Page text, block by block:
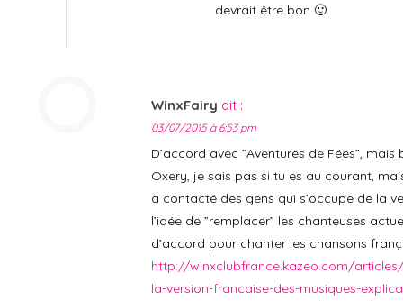
devrait être bon 🙂
WinxFairy dit :
03/07/2015 à 6:53 pm
D’accord avec ”Aventures de Fées”,
Oxery, je sais pas si tu es au courant,
a contacté des gens qui s’occupe de la
l’idée de ”remplacer” les chanteuses
d’accord pour chanter les chansons
http://winxclubfrance.kazeo.com/
la-version-francaise-des-musiques-